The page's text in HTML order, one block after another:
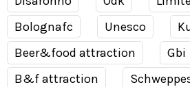
Bolognafc
Unesco
Beer&food attraction
Gbi
B&f attraction